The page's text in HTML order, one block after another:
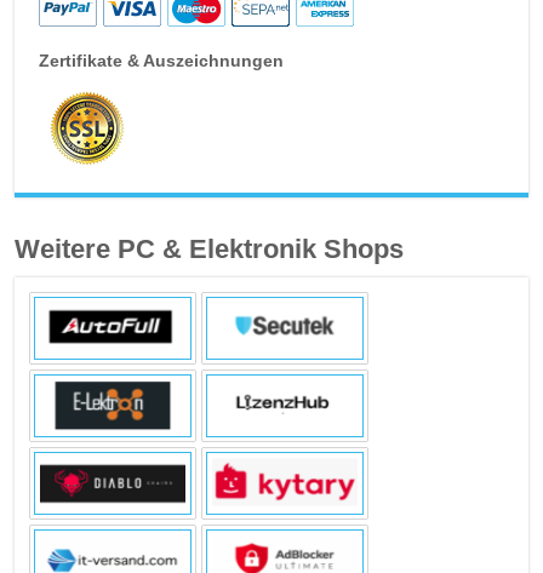
Zertifikate & Auszeichnungen
Weitere PC & Elektronik Shops